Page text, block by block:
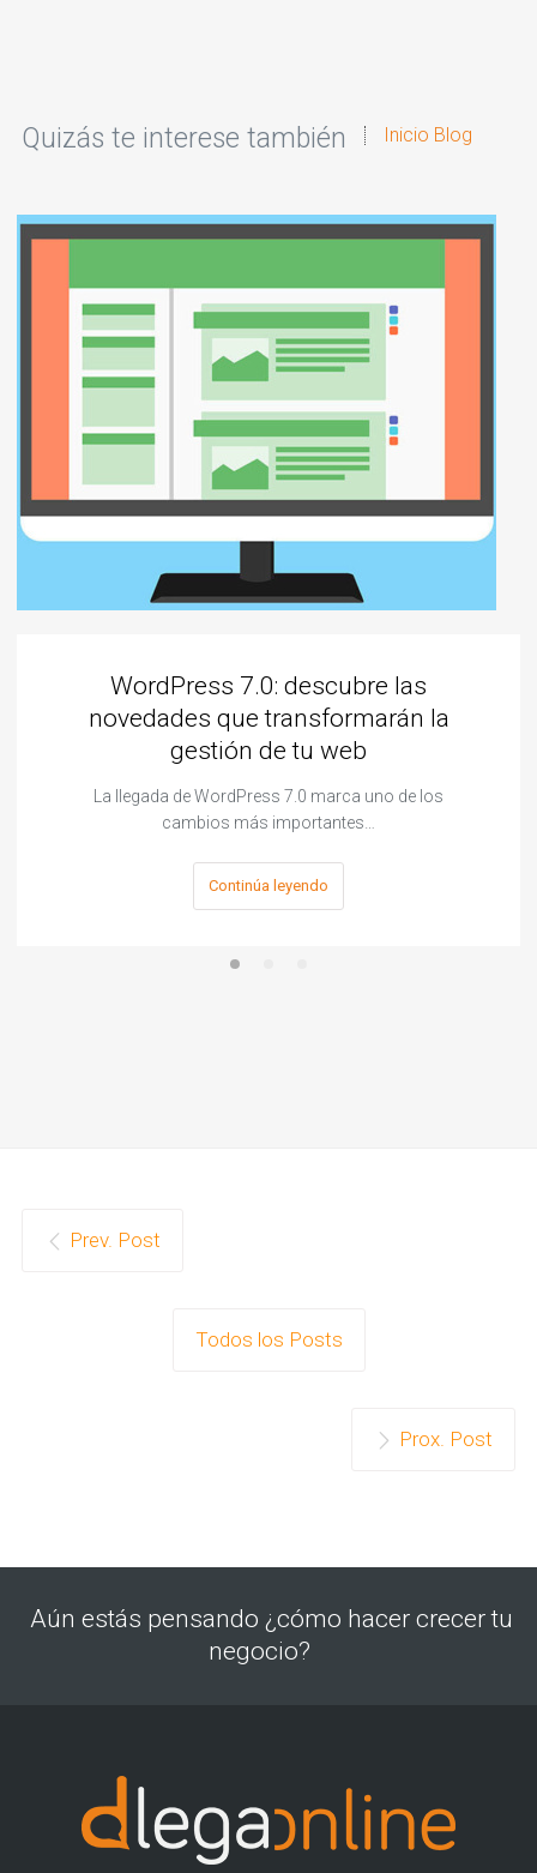
Quizás te interese también Inicio Blog
WordPress 7.0: descubre las
novedades que transformarán la
gestión de tu web
La llegada de WordPress 7.0 marca uno de los
cambios más importantes…
Continúa leyendo
Prev. Post
Todos los Posts
Prox. Post
Aún estás pensando ¿cómo hacer crecer tu
negocio?